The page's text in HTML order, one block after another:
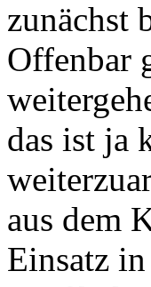
zunächst
Offenbar
das ist ja
aus dem
Einsatz